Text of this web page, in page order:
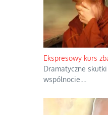
Ekspresowy kurs
Dramatyczne
wspólnocie.